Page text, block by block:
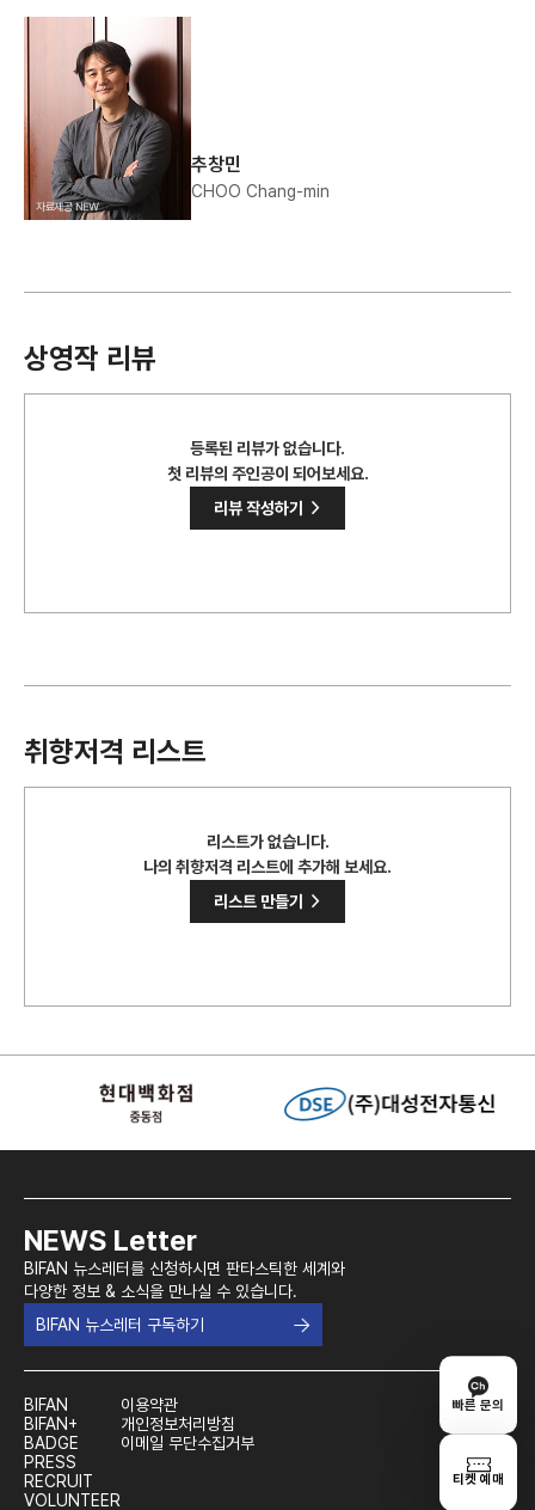
빠른 문의
티켓 예매
추창민
CHOO Chang-min
상영작 리뷰
등록된 리뷰가 없습니다.
첫 리뷰의 주인공이 되어보세요.
리뷰 작성하기
>
취향저격 리스트
리스트가 없습니다.
나의 취향저격 리스트에 추가해 보세요.
리스트 만들기
>
NEWS Letter
BIFAN 뉴스레터를 신청하시면 판타스틱한 세계와
다양한 정보 & 소식을 만나실 수 있습니다.
BIFAN 뉴스레터 구독하기
BIFAN
BIFAN+
BADGE
PRESS
RECRUIT
VOLUNTEER
이용약관
개인정보처리방침
이메일 무단수집거부